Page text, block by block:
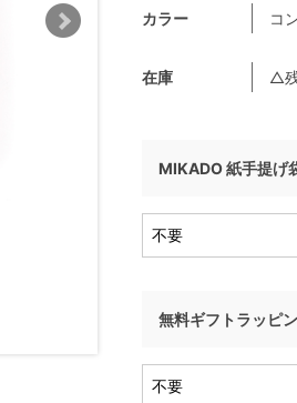
カラー コ
在庫 △
MIKADO 紙手提げ
無料ギフトラッピ